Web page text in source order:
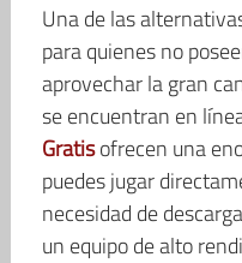
Una de las
para quienes no
aprovechar la gran
se encuentran en
Gratisofrecen una
puedes jugar
necesidad de
un equipo de alto